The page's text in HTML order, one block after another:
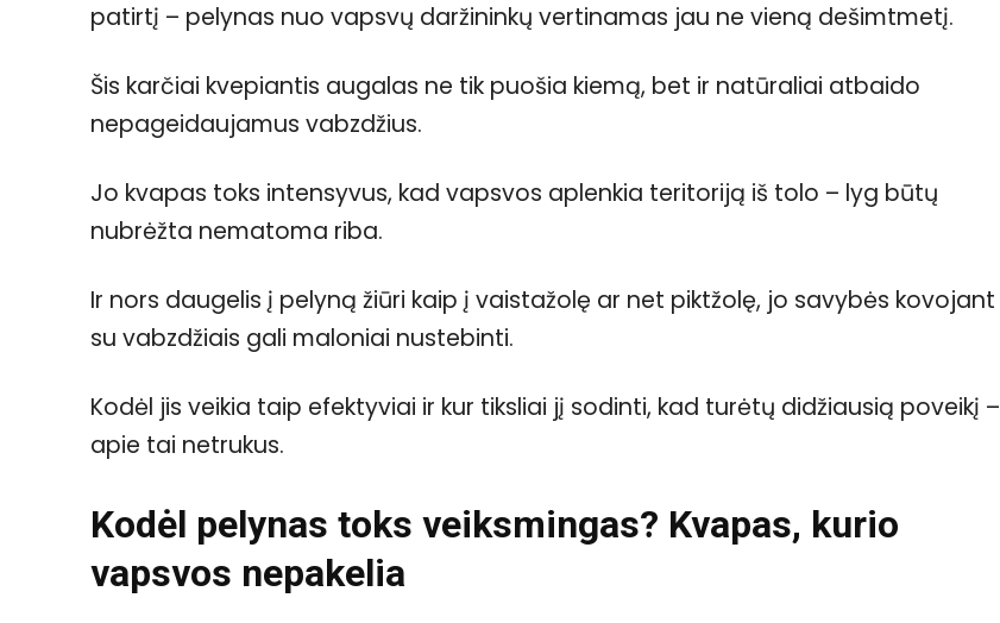
patirtį – pelynas nuo vapsvų daržininkų vertinamas jau ne vieną dešimtmetį.
Šis karčiai kvepiantis augalas ne tik puošia kiemą, bet ir natūraliai atbaido
nepageidaujamus vabzdžius.
Jo kvapas toks intensyvus, kad vapsvos aplenkia teritoriją iš tolo – lyg būtų
nubrėžta nematoma riba.
Ir nors daugelis į pelyną žiūri kaip į vaistažolę ar net piktžolę, jo savybės kovojant
su vabzdžiais gali maloniai nustebinti.
Kodėl jis veikia taip efektyviai ir kur tiksliai jį sodinti, kad turėtų didžiausią poveikį –
apie tai netrukus.
Kodėl pelynas toks veiksmingas? Kvapas, kurio
vapsvos nepakelia